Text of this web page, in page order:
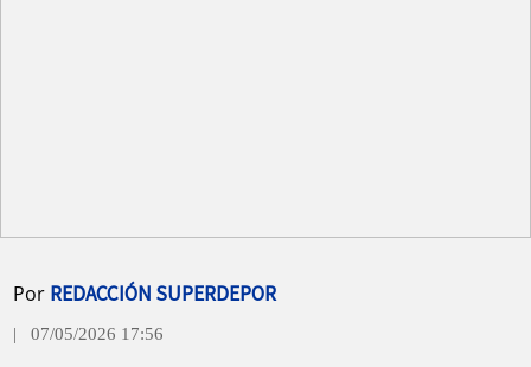
Por REDACCIÓN SUPERDEPOR
| 07/05/2026 17:56